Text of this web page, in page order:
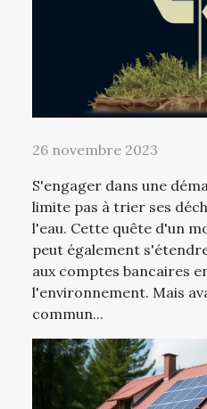
26 novembre 2023
S'engager dans une
limite pas à trier ses
l'eau. Cette quête d'un
peut également
aux comptes bancaires
l'environnement. Mais
commun...